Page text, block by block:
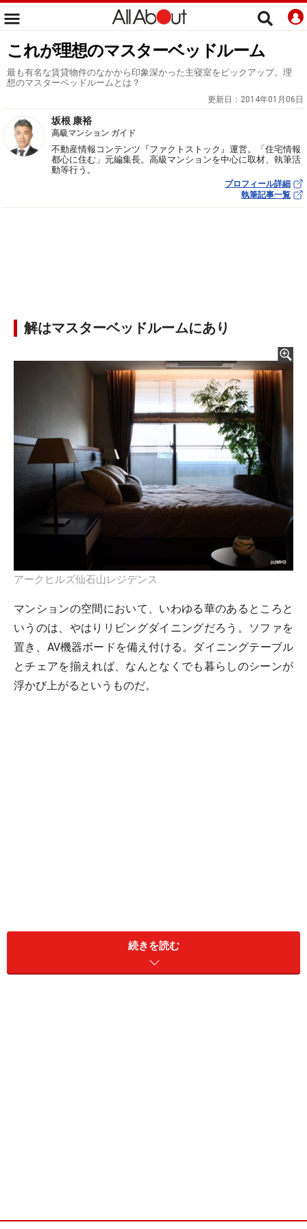
これが理想のマスターベッドルーム
最も有名な賃貸物件のなかから印象深かった主寝室をピックアップ。理
想のマスターベッドルームとは？
更新日： 2014年01月06日
坂根 康裕
高級マンション ガイド
不動産情報コンテンツ『ファクトストック』運営。「住宅情報
都心に住む」元編集長。高級マンションを中心に取材、執筆活
動等行う。
プロフィール詳細
執筆記事一覧
解はマスターベッドルームにあり
アークヒルズ仙石山レジデンス
マンションの空間において、いわゆる華のあるところと
いうのは、やはりリビングダイニングだろう。ソファを
置き、AV機器ボードを備え付ける。ダイニングテーブル
とチェアを揃えれば、なんとなくでも暮らしのシーンが
浮かび上がるというものだ。
る。ライフスタイルがひとつのプレゼンテーションとす
るのならば、そこは第一印象を決定付ける場所になる。
続きを読む